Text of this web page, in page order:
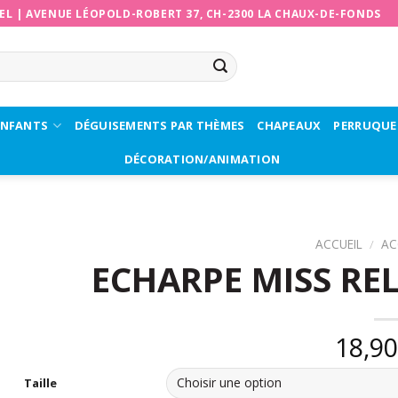
|AVENUE LÉOPOLD-ROBERT 37, CH-2300 LA CHAUX-DE-FONDS
DÉGUISEMENTS PAR THÈMES CHAPEAUX
DÉCORATION/ANIMATION
ACCUEIL /
ECHARPE MISS
Taille